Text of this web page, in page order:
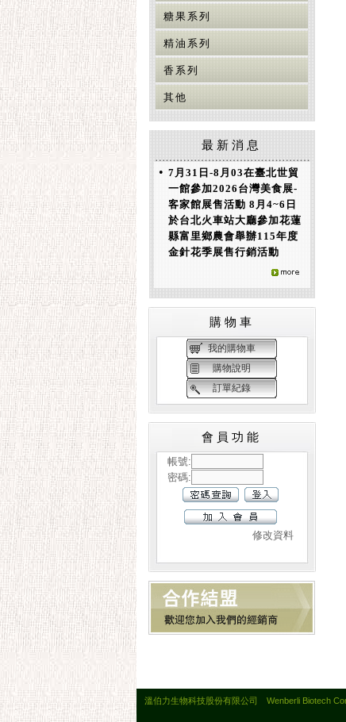
糖果系列
精油系列
香系列
其他
最新消息
• 7月31日-8月03在臺北世貿
一館參加2026台灣美食展-
客家館展售活動 8月4~6日
於台北火車站大廳參加花蓮
縣富里鄉農會舉辦115年度
金針花季展售行銷活動
購物車
我的購物車
購物說明
訂單紀錄
會員功能
帳號:
密碼:
修改資料
溫伯力生物科技股份有限公司 Wenberli Biotech